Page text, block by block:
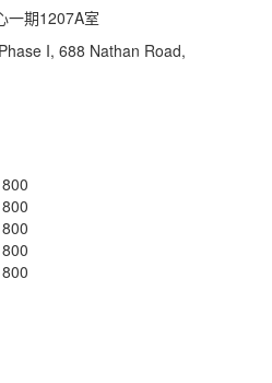
一期1207A室
I, 688 Nathan Road,